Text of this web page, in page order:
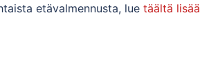
etävalmennusta, lue täältä lisää